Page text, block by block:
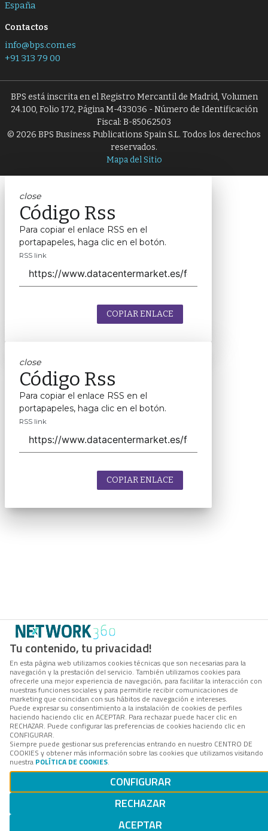
Tu contenido, tu privacidad!
En esta página web utilizamos cookies técnicas que son necesarias para la
navegación y la prestación del servicio. También utilizamos cookies para
ofrecerle una mejor experiencia de navegación, para facilitar la interacción con
nuestras funciones sociales y para permitirle recibir comunicaciones de
marketing que coincidan con sus hábitos de navegación e intereses.
Puede expresar su consentimiento a la instalación de cookies de perfiles
haciendo haciendo clic en ACEPTAR. Para rechazar puede hacer clic en
RECHAZAR. Puede configurar las preferencias de cookies haciendo clic en
CONFIGURAR.
Siempre puede gestionar sus preferencias entrando en nuestro CENTRO DE
COOKIES y obtener más información sobre las cookies que utilizamos visitando
nuestra POLÍTICA DE COOKIES.
CONFIGURAR
RECHAZAR
ACEPTAR
España
Contactos
info@bps.com.es
+91 313 79 00
BPS está inscrita en el Registro Mercantil de Madrid, Volumen
24.100, Folio 172, Página M-433036 - Número de Identificación
Fiscal: B-85062503
© 2026 BPS Business Publications Spain S.L. Todos los derechos
reservados.
Mapa del Sitio
close
Código Rss
Para copiar el enlace RSS en el
portapapeles, haga clic en el botón.
RSS link
COPIAR ENLACE
close
Código Rss
Para copiar el enlace RSS en el
portapapeles, haga clic en el botón.
RSS link
COPIAR ENLACE